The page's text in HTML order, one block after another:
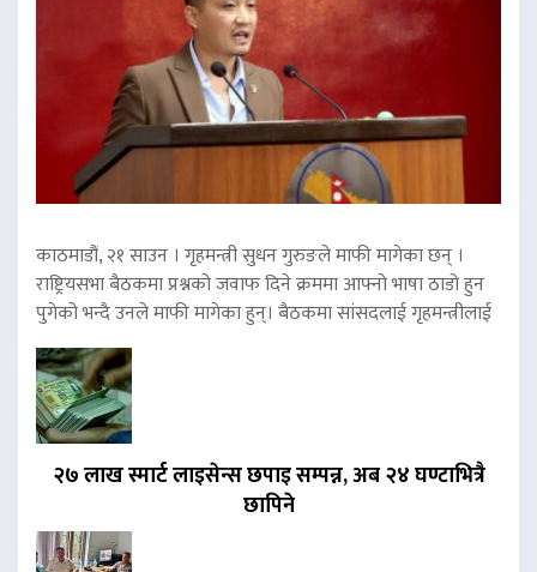
काठमाडौं, २१ साउन । गृहमन्त्री सुधन गुरुङले माफी मागेका छन् ।
राष्ट्रियसभा बैठकमा प्रश्नको जवाफ दिने क्रममा आफ्नो भाषा ठाडो हुन
पुगेको भन्दै उनले माफी मागेका हुन्। बैठकमा सांसदलाई गृहमन्त्रीलाई
२७ लाख स्मार्ट लाइसेन्स छपाइ सम्पन्न, अब २४ घण्टाभित्रै
छापिने